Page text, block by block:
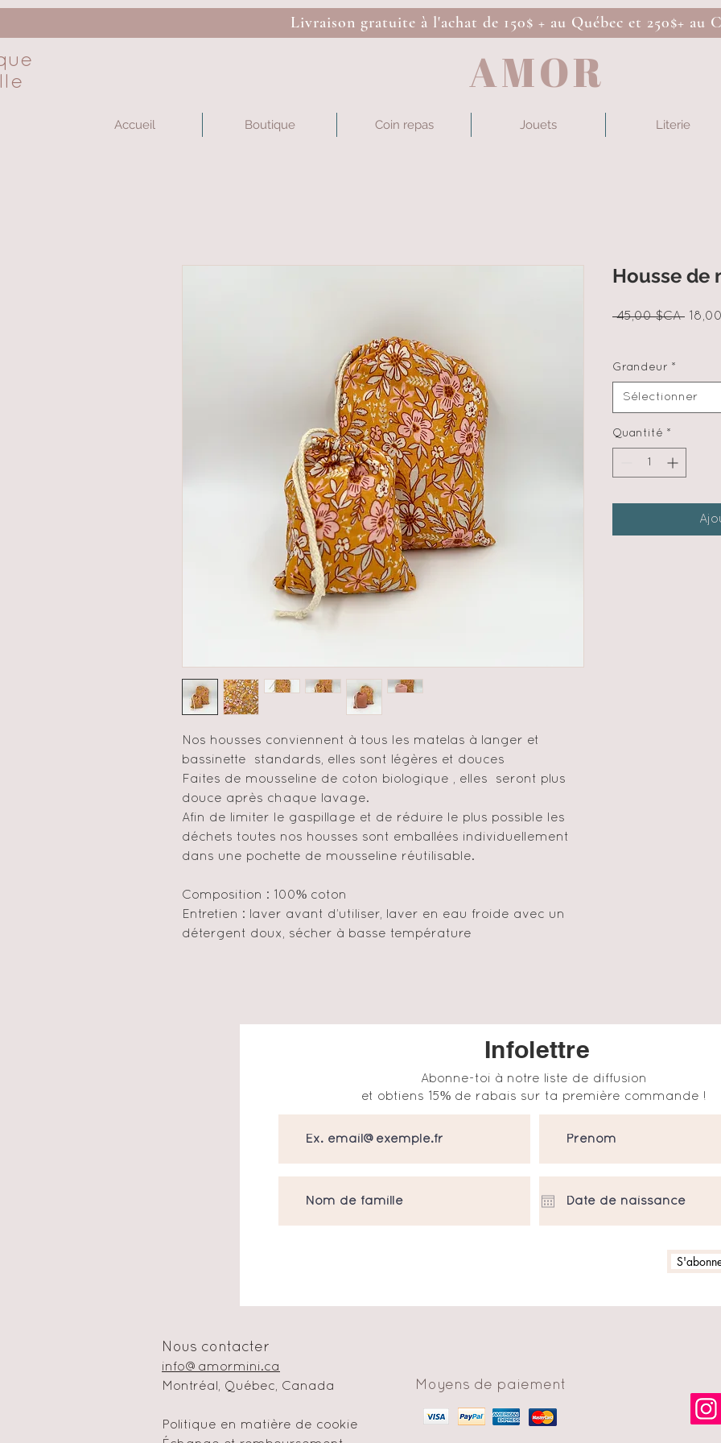
Livraison gratuite à l'achat de 150$ + au Québec et 250$+ au
AMOR
Accueil Boutique Coin repas Jouets Literie
Nos housses conviennent à tous les matelas à langer et
bassinette standards, elles sont légères et douces
Faites de mousseline de coton biologique , elles seront plus
douce après chaque lavage.
Afin de limiter le gaspillage et de réduire le plus possible les
déchets toutes nos housses sont emballées individuellement
dans une pochette de mousseline réutilisable.
Composition : 100% coton
Entretien : laver avant d’utiliser, laver en eau froide avec un
détergent doux, sécher à basse température
Housse de
45,00 $CA Prix
Grandeur *
Sélectionner
Quantité *
Infolettre
Abonne-toi à notre liste de diffusion
et obtiens 15% de rabais sur ta première commande !
Nous contacter
info@amormini.ca
Montréal, Québec, Canada
Politique en matière de cookie
Moyens de paiement